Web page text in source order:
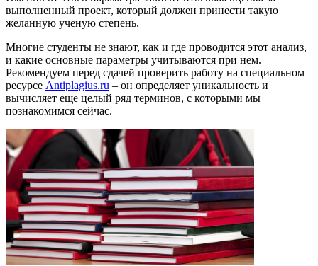
выполненный проект, который должен принести такую
желанную ученую степень.
Многие студенты не знают, как и где проводится этот анализ,
и какие основные параметры учитываются при нем.
Рекомендуем перед сдачей проверить работу на специальном
ресурсе Antiplagius.ru – он определяет уникальность и
вычисляет еще целый ряд терминов, с которыми мы
познакомимся сейчас.